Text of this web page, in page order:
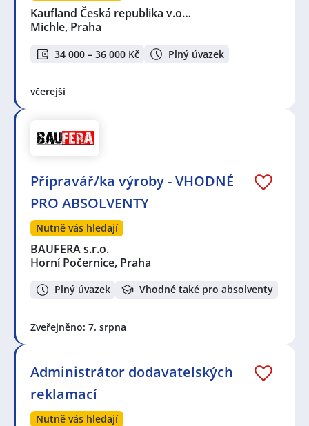
Kaufland Česká republika v.o…
Michle, Praha
34 000 – 36 000 Kč Plný úvazek
včerejší
Přípravář/ka výroby - VHODNÉ
PRO ABSOLVENTY
Nutně vás hledají
BAUFERA s.r.o.
Horní Počernice, Praha
Plný úvazek Vhodné také pro absolventy
Zveřejněno: 7. srpna
Administrátor dodavatelských
reklamací
Nutně vás hledají